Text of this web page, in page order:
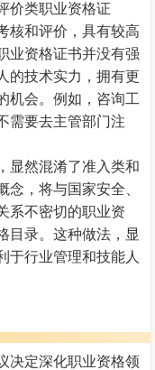
价类职业资格证
核和评价，具有较高
业资格证书并没有强
的技术实力，拥有更
机会。例如，咨询工
需要去主管部门注
显然混淆了准入类和
，将与国家安全、
系不密切的职业资
目录。这种做法，显
于行业管理和技能人
决定深化职业资格领